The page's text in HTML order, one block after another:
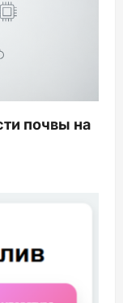
почвы на